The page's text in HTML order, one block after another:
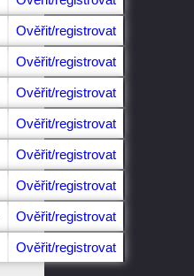
Ověřit/registrovat
Ověřit/registrovat
Ověřit/registrovat
Ověřit/registrovat
Ověřit/registrovat
Ověřit/registrovat
Ověřit/registrovat
Ověřit/registrovat